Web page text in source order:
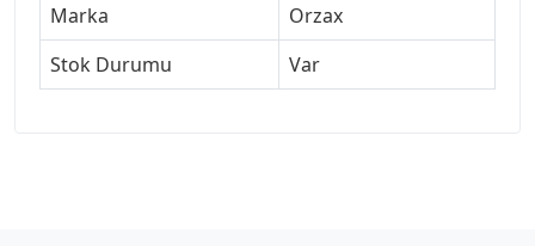
Marka
Orzax
Stok Durumu
Var